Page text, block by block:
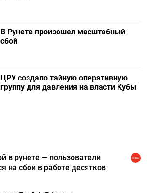
В Рунете произошел масштабный
сбой
ЦРУ создало тайную оперативную
группу для давления на власти Кубы